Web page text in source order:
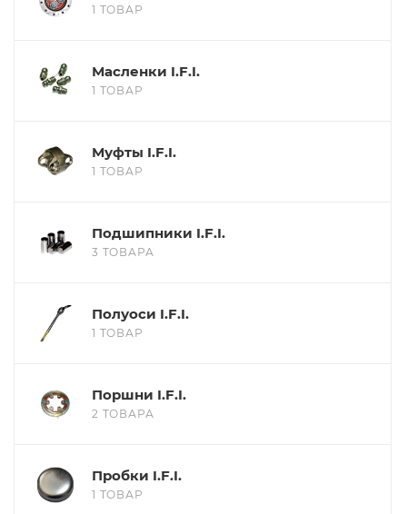
1 ТОВАР
Масленки I.F.I.
1 ТОВАР
Муфты I.F.I.
1 ТОВАР
Подшипники I.F.I.
3 ТОВАРА
Полуоси I.F.I.
1 ТОВАР
Поршни I.F.I.
2 ТОВАРА
Пробки I.F.I.
1 ТОВАР